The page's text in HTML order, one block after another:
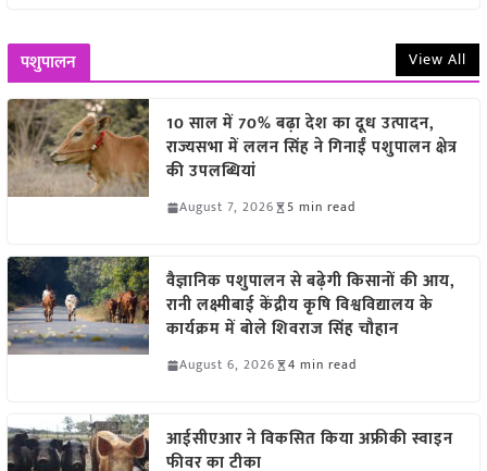
पशुपालन View All
10 साल में 70% बढ़ा देश का दूध उत्पादन,
राज्यसभा में ललन सिंह ने गिनाईं पशुपालन क्षेत्र
की उपलब्धियां
August 7, 2026 5 min read
वैज्ञानिक पशुपालन से बढ़ेगी किसानों की आय,
रानी लक्ष्मीबाई केंद्रीय कृषि विश्वविद्यालय के
कार्यक्रम में बोले शिवराज सिंह चौहान
August 6, 2026 4 min read
आईसीएआर ने विकसित किया अफ्रीकी स्वाइन
फीवर का टीका